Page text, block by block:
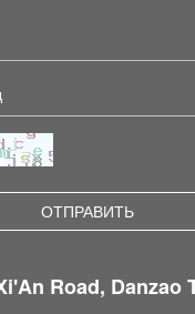
Road, Danzao